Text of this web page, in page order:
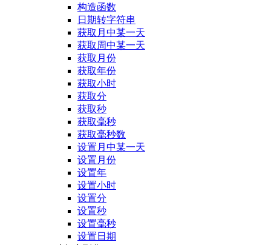
构造函数
日期转字符串
获取月中某一天
获取周中某一天
获取月份
获取年份
获取小时
获取分
获取秒
获取毫秒
获取毫秒数
设置月中某一天
设置月份
设置年
设置小时
设置分
设置秒
设置毫秒
设置日期